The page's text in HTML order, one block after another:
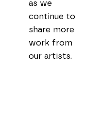
as we
continue to
share more
work from
our artists.